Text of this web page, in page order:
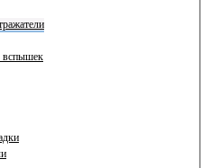
вспышек